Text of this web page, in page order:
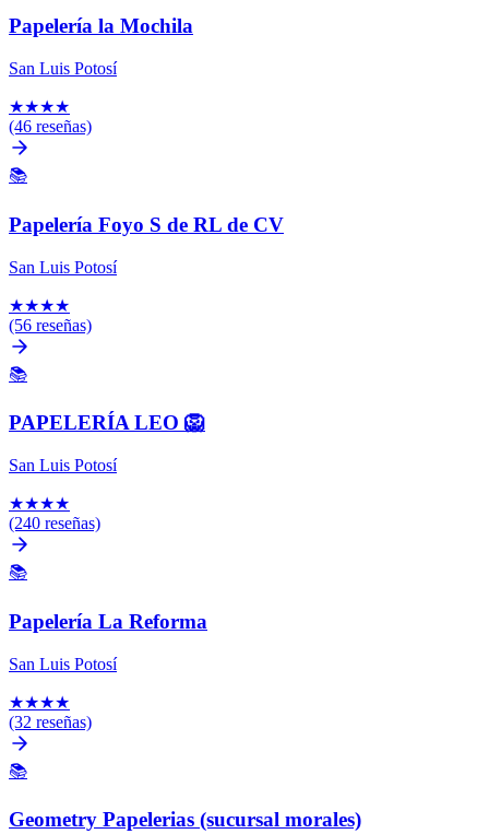
Papelería la Mochila
San Luis Potosí
★★★★
(46 reseñas)
📚
Papelería Foyo S de RL de CV
San Luis Potosí
★★★★
(56 reseñas)
📚
PAPELERÍA LEO 🦁
San Luis Potosí
★★★★
(240 reseñas)
📚
Papelería La Reforma
San Luis Potosí
★★★★
(32 reseñas)
📚
Geometry Papelerias (sucursal morales)